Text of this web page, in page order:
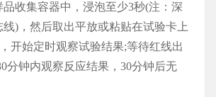
收集容器中，浸泡至少3秒(注：深
线)，然后取出平放或粘贴在试验卡上
开始定时观察试验结果;等待红线出
分钟内观察反应结果，30分钟后无